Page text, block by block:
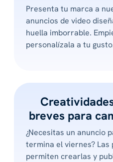
Presenta tu marca a
anuncios de video
huella imborrable.
personalízala a tu
breves para
¿Necesitas un anuncio
termina el viernes?
permiten crearlas y